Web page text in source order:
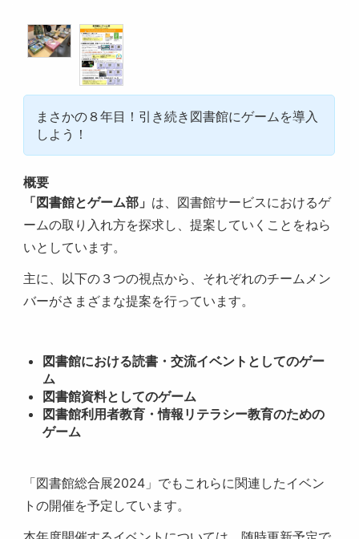
まさかの８年目！引き続き図書館にゲームを導入
しよう！
概要
「図書館とゲーム部」 は、図書館サービスにおけるゲ
ームの取り入れ方を探求し、提案していくことをねら
いとしています。
主に、以下の３つの視点から、それぞれのチームメン
バーがさまざまな提案を行っています。
図書館における読書・交流イベントとしてのゲー
ム
図書館資料としてのゲーム
図書館利用者教育・情報リテラシー教育のための
ゲーム
「図書館総合展2024」でもこれらに関連したイベン
トの開催を予定しています。